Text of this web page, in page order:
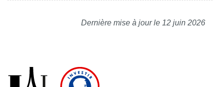
Dernière mise à jour le 12 juin 2026